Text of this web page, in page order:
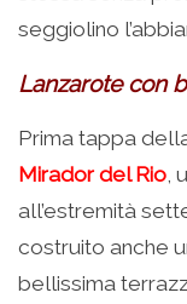
seggiolino
Lanzarote con
Prima tappa
Mirador del Rio,
all’estremità
costruito anche
bellissima